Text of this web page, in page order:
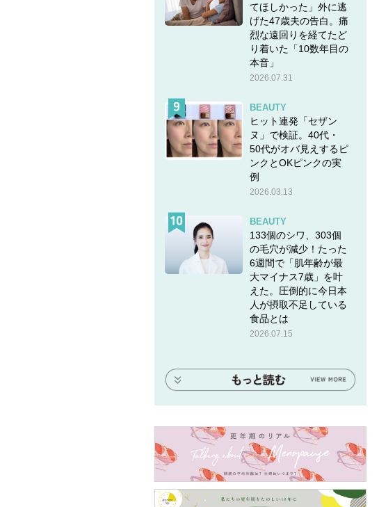
てほしかった」外に逃
げた47歳夫の告白。痛
烈な遠回りを経てたど
り着いた「10数年目の
本音」
2026.07.31
BEAUTY
ヒット連発「セザン
ヌ」で検証。40代・
50代がオバ見えするピ
ンクとOKピンクの実
例
2026.03.13
BEAUTY
133個のシワ、303個
の毛穴が減少！たった
6週間で「肌年齢が最
大マイナス7歳」を叶
えた。圧倒的に今日本
人が摂取不足している
食品とは
2026.07.15